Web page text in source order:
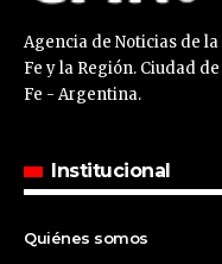
Agencia de Noticias de
Fe y la Región. Ciudad
Fe - Argentina.
Institucional
Quiénes somos